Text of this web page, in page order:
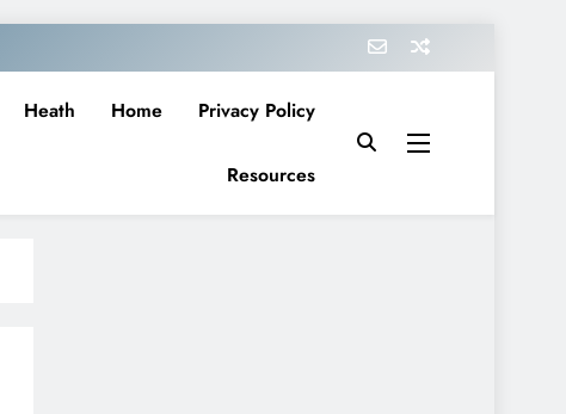
Heath Home Privacy Policy
Resources